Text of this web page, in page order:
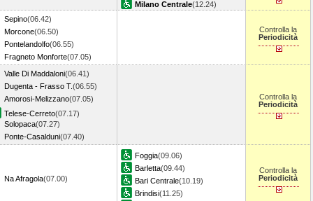
Milano Centrale(12.24)
Sepino(06.42)
Morcone(06.50)
Pontelandolfo(06.55)
Fragneto Monforte(07.05)
Controlla la
Periodicità
Valle Di Maddaloni(06.41)
Dugenta - Frasso T.(06.55)
Amorosi-Melizzano(07.05)
Telese-Cerreto(07.17)
Solopaca(07.27)
Ponte-Casalduni(07.40)
Controlla la
Periodicità
Na Afragola(07.00)
Foggia(09.06)
Barletta(09.44)
Bari Centrale(10.19)
Brindisi(11.25)
Controlla la
Periodicità